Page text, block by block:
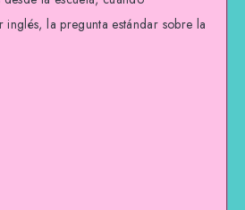
inglés, la pregunta estándar sobre la